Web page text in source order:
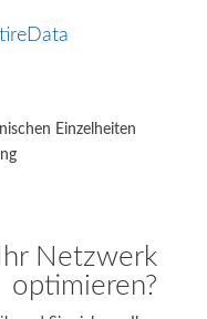
Einzelheiten
Netzwerk
optimieren?